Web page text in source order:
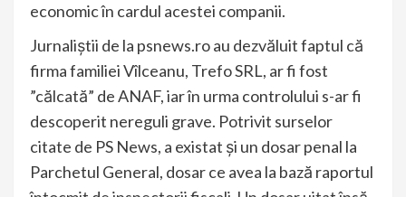
economic în cardul acestei companii.
Jurnaliștii de la psnews.ro au dezvăluit faptul că
firma familiei Vîlceanu, Trefo SRL, ar fi fost
”călcată” de ANAF, iar în urma controlului s-ar fi
descoperit nereguli grave. Potrivit surselor
citate de PS News, a existat și un dosar penal la
Parchetul General, dosar ce avea la bază raportul